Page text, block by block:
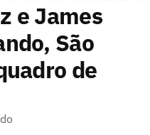
e James
São
de